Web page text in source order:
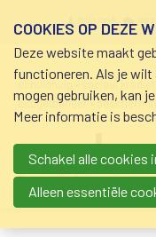
schuldhulp • sociaal krediet •
budgetbeheer •
Main navigation
COOKIES OP DEZE
Deze website maakt
functioneren. Als je
mogen gebruiken, kan
Meer informatie is
Schakel alle cookies
Alleen essentiële